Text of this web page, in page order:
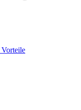
Vorteile